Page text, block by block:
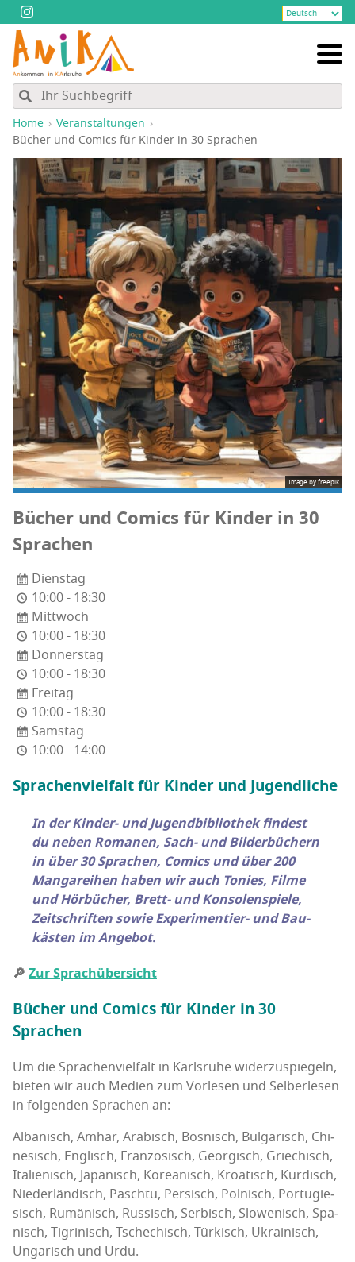
Home
Veranstaltungen
Bücher und Comics für Kin­der in 30 Sprachen
Image by freepik
Bücher und Comics für Kin­der in 30
Sprachen
Dienstag
10:00 - 18:30
Mittwoch
10:00 - 18:30
Donnerstag
10:00 - 18:30
Freitag
10:00 - 18:30
Samstag
10:00 - 14:00
Spra­chen­viel­falt für Kin­der und Jugendliche
In der Kin­der- und Jugend­bi­blio­thek fin­dest
du neben Roma­nen, Sach- und Bil­der­bü­chern
in über 30 Spra­chen, Comics und über 200
Man­ga­rei­hen haben wir auch Tonies, Fil­me
und Hör­bü­cher, Brett- und Kon­so­len­spie­le,
Zeit­schrif­ten sowie Expe­ri­men­tier- und Bau­
käs­ten im Angebot.
🔎 Zur Sprach­über­sicht
Bücher und Comics für Kin­der in 30
Sprachen
Um die Spra­chen­viel­falt in Karls­ru­he wider­zu­spie­geln,
bie­ten wir auch Medi­en zum Vor­le­sen und Sel­ber­le­sen
in fol­gen­den Spra­chen an:
Alba­nisch, Amhar, Ara­bisch, Bos­nisch, Bul­ga­risch, Chi­
ne­sisch, Eng­lisch, Fran­zö­sisch, Geor­gisch, Grie­chisch,
Ita­lie­nisch, Japa­nisch, Korea­nisch, Kroa­tisch, Kur­disch,
Nie­der­län­disch, Pasch­tu, Per­sisch, Pol­nisch, Por­tu­gie­
sisch, Rumä­nisch, Rus­sisch, Ser­bisch, Slo­we­nisch, Spa­
nisch, Tig­ri­nisch, Tsche­chisch, Tür­kisch, Ukrai­nisch,
Unga­risch und Urdu.